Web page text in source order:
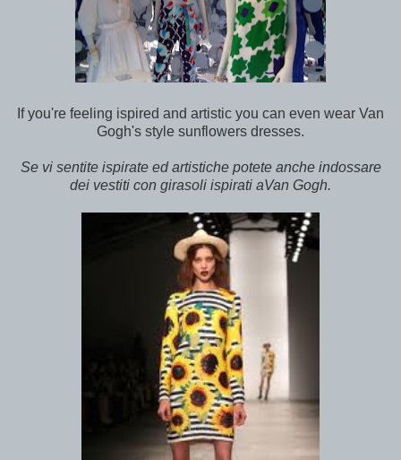
If you're feeling ispired and artistic you can even wear Van
Gogh's style sunflowers dresses.
Se vi sentite ispirate ed artistiche potete anche indossare
dei vestiti con girasoli ispirati aVan Gogh.